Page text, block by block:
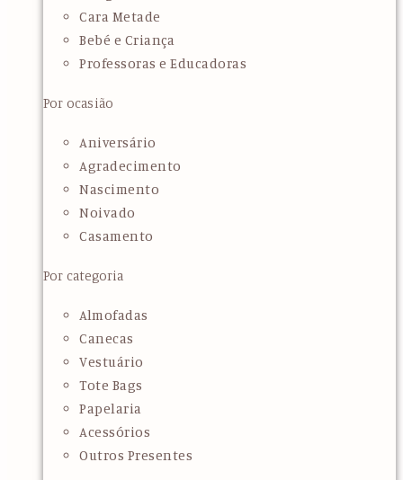
Cara Metade
Bebé e Criança
Professoras e Educadoras
Por ocasião
Aniversário
Agradecimento
Nascimento
Noivado
Casamento
Por categoria
Almofadas
Canecas
Vestuário
Tote Bags
Papelaria
Acessórios
Outros Presentes